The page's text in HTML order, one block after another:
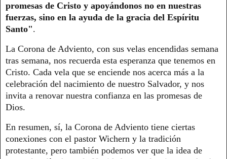
promesas de Cristo y apoyándonos no en nuestras
fuerzas, sino en la ayuda de la gracia del Espíritu
Santo".
La Corona de Adviento, con sus velas encendidas semana
tras semana, nos recuerda esta esperanza que tenemos en
Cristo. Cada vela que se enciende nos acerca más a la
celebración del nacimiento de nuestro Salvador, y nos
invita a renovar nuestra confianza en las promesas de
Dios.
En resumen, sí, la Corona de Adviento tiene ciertas
conexiones con el pastor Wichern y la tradición
protestante, pero también podemos ver que la idea de